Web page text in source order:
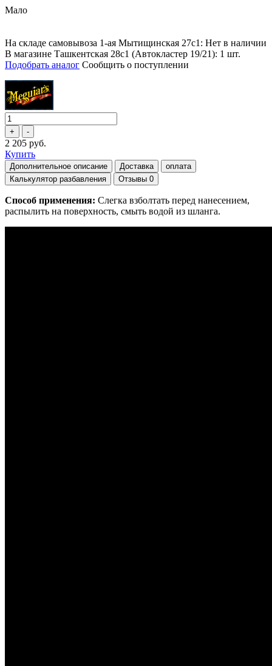
Мало
На складе самовывоза 1-ая Мытищинская 27с1: Нет в наличии
В магазине Ташкентская 28с1 (Автокластер 19/21): 1 шт.
Подобрать аналог Сообщить о поступлении
2 205 руб.
Купить
Дополнительное описание Доставка
оплата
Калькулятор разбавления
Отзывы 0
Способ применения: Слегка взболтать перед нанесением,
распылить на поверхность, смыть водой из шланга.